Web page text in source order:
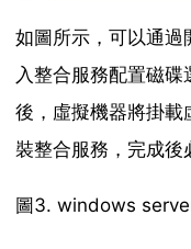
如圖所示，可以通過
入整合服務配置磁
後，虛擬機器將掛載
裝整合服務，完成後
圖3. windows